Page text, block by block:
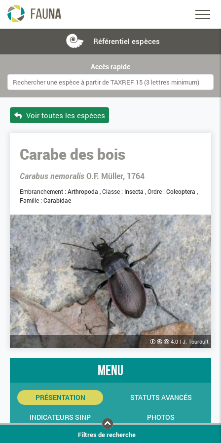
Référentiel espèces
Accès rapide
Voir toutes les espèces
Carabe des bois
Carabus nemoralisO.F. Müller, 1764
Embranchement : Arthropoda Classe : Insecta Ordre : Coleoptera
Famille : Carabidae
4.0 | J. Touroult
menu
PRÉSENTATION STATUTS AVANCÉS
INDICATEURS SINP
PHOTOS
Filtres de recherche